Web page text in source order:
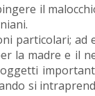
il
particolari;
la madre e il
si